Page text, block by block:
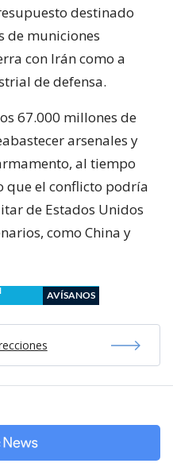
destinado
de municiones
con Irán como a
de defensa.
67.000 millones de
arsenales y
al tiempo
que el conflicto podría
de Estados Unidos
como China y
AVÍSANOS